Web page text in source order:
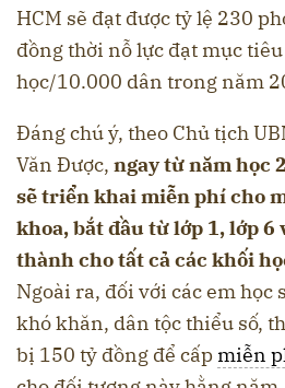
HCM sẽ đạt được tỷ lệ 230
đồng thời nỗ lực đạt mục
học/10.000 dân trong năm
Đáng chú ý, theo Chủ tịch
Văn Được, ngay từ năm học
sẽ triển khai miễn phí cho
khoa, bắt đầu từ lớp 1, lớp 6
thành cho tất cả các khối
Ngoài ra, đối với các em học
khó khăn, dân tộc thiểu số,
bị 150 tỷ đồng để cấpmiễn